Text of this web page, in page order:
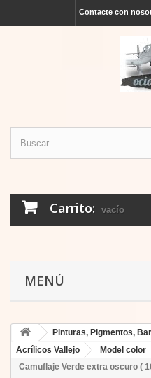
Contacte con
Carrito: vacío
MENÚ
Pinturas, Pigmentos,
Acrílicos Vallejo
Model color
Camuflaje Verde extra oscuro (